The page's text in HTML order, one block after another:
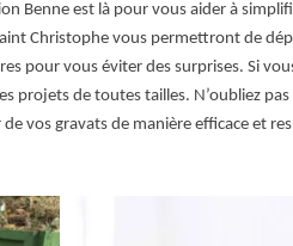
Benne est là pour vous aider à
Christophe vous permettront de
pour vous éviter des surprises. Si
projets de toutes tailles. N’oubliez
vos gravats de manière efficace et